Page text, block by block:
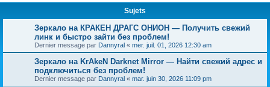
Sujets
Зеркало на КРАКЕН ДРАГС ОНИОН — Получить свежий
линк и быстро зайти без проблем!
Dernier message par Dannyral « mer. juil. 01, 2026 12:30 am
Зеркало на KrAkeN Darknet Mirror — Найти свежий адрес и
подключиться без проблем!
Dernier message par Dannyral « mar. juin 30, 2026 11:09 pm